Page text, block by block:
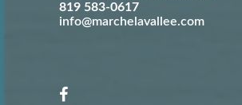
819 583-0617
info@marchelavallee.com